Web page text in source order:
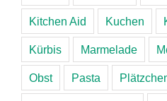
Kitchen Aid Kuchen
Kürbis Marmelade
Obst Pasta